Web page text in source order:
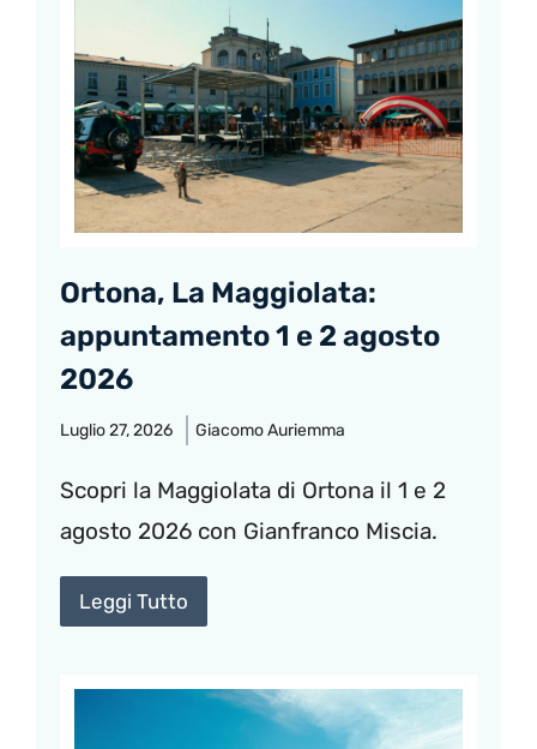
Ortona, La Maggiolata:
appuntamento 1 e 2 agosto
2026
Luglio 27, 2026 Giacomo Auriemma
Scopri la Maggiolata di Ortona il 1 e 2
agosto 2026 con Gianfranco Miscia.
Leggi Tutto